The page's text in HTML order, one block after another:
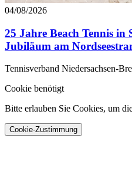
04/08/2026
25 Jahre Beach Tennis
Jubiläum am
Tennisverband Niedersachsen-
Cookie benötigt
Bitte erlauben Sie Cookies, um
Cookie-Zustimmung